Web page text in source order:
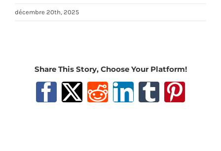
décembre 20th, 2025
Share This Story, Choose Your Platform!
Facebook
X RedditLinkedIn
Tumblr